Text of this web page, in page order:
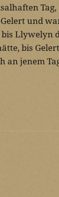
und
Llywelyn
bis
an jenem